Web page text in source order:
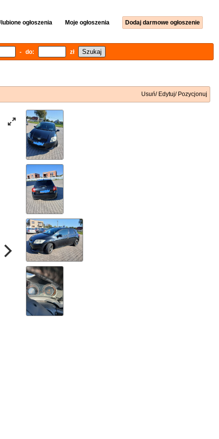
ogłoszenia Moje ogłoszenia Dodaj darmowe ogłoszenie
- do: zł
Usuń/ Edytuj/ Pozycjonuj